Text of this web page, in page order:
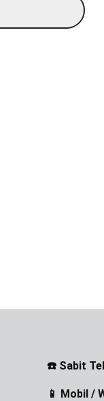
☎️ Sabit
📱 Mobil /